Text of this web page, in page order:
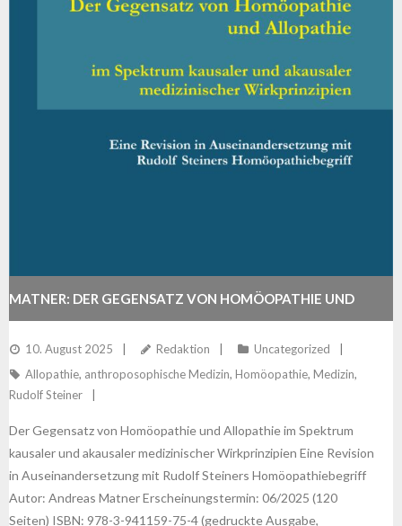
MATNER: DER GEGENSATZ VON HOMÖOPATHIE UND
ALLOPATHIE
10. August 2025 Redaktion
Uncategorized
Allopathie, anthroposophische Medizin, Homöopathie, Medizin,
Rudolf Steiner
Der Gegensatz von Homöopathie und Allopathie im Spektrum
kausaler und akausaler medizinischer Wirkprinzipien Eine Revision
in Auseinandersetzung mit Rudolf Steiners Homöopathiebegriff
Autor: Andreas Matner Erscheinungstermin: 06/2025 (120
Seiten) ISBN: 978-3-941159-75-4 (gedruckte Ausgabe,